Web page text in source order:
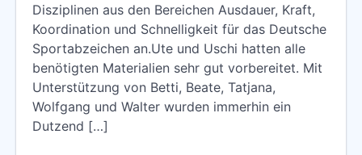
Disziplinen aus den Bereichen Ausdauer, Kraft,
Koordination und Schnelligkeit für das Deutsche
Sportabzeichen an.Ute und Uschi hatten alle
benötigten Materialien sehr gut vorbereitet. Mit
Unterstützung von Betti, Beate, Tatjana,
Wolfgang und Walter wurden immerhin ein
Dutzend […]